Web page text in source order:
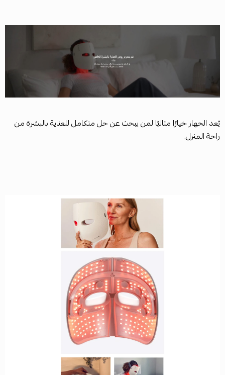
يُعد الجهاز خيارًا مثاليًا لمن يبحث عن حل متكامل للعناية بالبشرة من
راحة المنزل.